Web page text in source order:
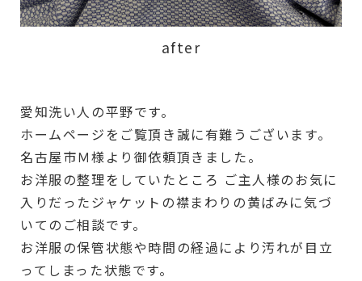
after
愛知洗い人の平野です。
ホームページをご覧頂き誠に有難うございます。
名古屋市Ｍ様より御依頼頂きました。
お洋服の整理をしていたところ ご主人様のお気に
入りだったジャケットの襟まわりの黄ばみに気づ
いてのご相談です。
お洋服の保管状態や時間の経過により汚れが目立
ってしまった状態です。